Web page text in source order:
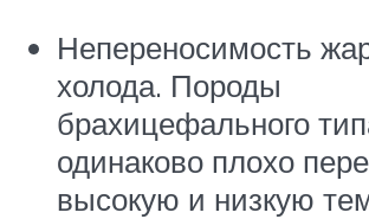
Непереносимость
холода. Породы
брахицефального
одинаково плохо
высокую и низкую